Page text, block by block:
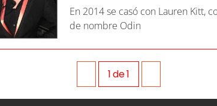
En 2014 se casó con Lauren Kitt,
de nombre Odin
1de1